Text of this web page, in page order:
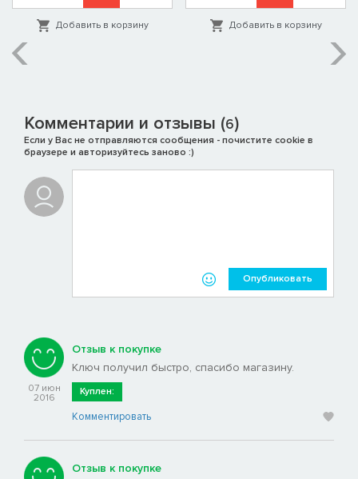
Добавить в корзину Добавить в корзину
Комментарии и отзывы (6)
Если у Вас не отправляются сообщения - почистите cookie в
браузере и авторизуйтесь заново :)
Опубликовать
07 июн
2016
Отзыв к покупке
Ключ получил быстро, спасибо магазину.
Куплен:
Комментировать
Отзыв к покупке